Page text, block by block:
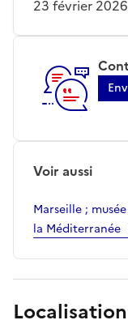
23 février 2026
Voir aussi
Marseille ;
la Méditerranée
Localisation